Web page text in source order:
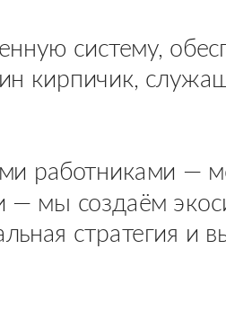
систему,
кирпичик,
работниками —
— мы создаём
стратегия и